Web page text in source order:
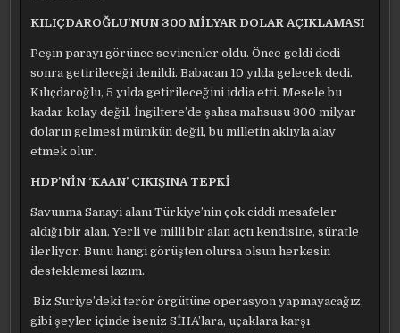
KILIÇDAROĞLU’NUN 300 MİLYAR DOLAR AÇIKLAMASI
Peşin parayı görünce sevinenler oldu. Önce geldi dedi
sonra getirileceği denildi. Babacan 10 yılda gelecek dedi.
Kılıçdaroğlu, 5 yılda getirileceğini iddia etti. Mesele bu
kadar kolay değil. İngiltere’de şahsa mahsusu 300 milyar
doların gelmesi mümkün değil, bu milletin aklıyla alay
etmek olur.
HDP’NİN ‘KAAN’ ÇIKIŞINA TEPKİ
Savunma Sanayi alanı Türkiye’nin çok ciddi mesafeler
aldığı bir alan. Yerli ve milli bir alan açtı kendisine, süratle
ilerliyor. Bunu hangi görüşten olursa olsun herkesin
desteklemesi lazım.
Biz Suriye’deki terör örgütüne operasyon yapmayacağız,
gibi şeyler içinde iseniz SİHA’lara, uçaklara karşı